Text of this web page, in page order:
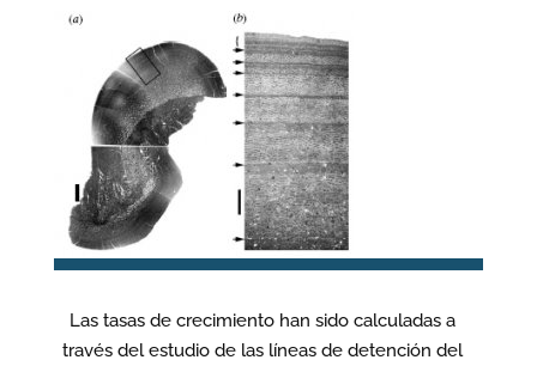
Las tasas de crecimiento han sido calculadas a
través del estudio de las líneas de detención del